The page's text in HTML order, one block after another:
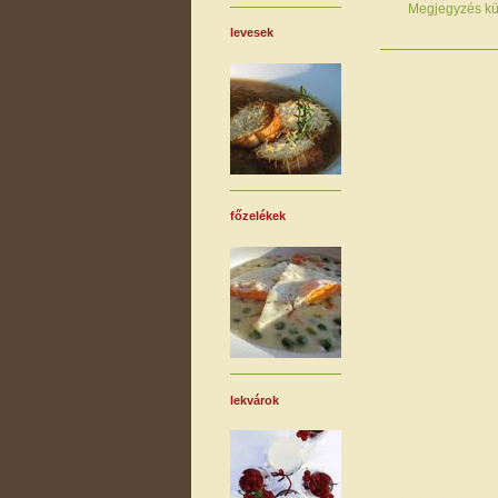
Megjegyzés
levesek
főzelékek
lekvárok